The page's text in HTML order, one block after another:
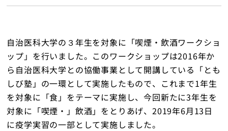
トップ
自治医科大学の３年生を対象に「喫煙・飲酒ワークショ
ップ」を行いました。このワークショップは2016年か
ら自治医科大学との協働事業として開講している「とも
しび塾」の一環として実施したもので、これまで1年生
を対象に「食」をテーマに実施し、今回新たに3年生を
対象に「喫煙・」飲酒」をとりあげ、2019年6月13日
に疫学実習の一部として実施しました。